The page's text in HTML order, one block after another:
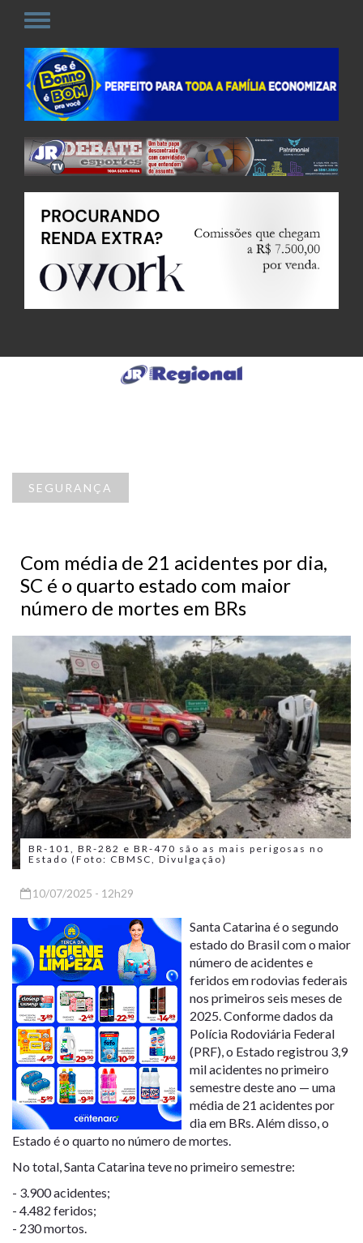
SEGURANÇA
Com média de 21 acidentes por dia,
SC é o quarto estado com maior
número de mortes em BRs
BR-101, BR-282 e BR-470 são as mais perigosas no
Estado (Foto: CBMSC, Divulgação)
10/07/2025 - 12h29
Santa Catarina é o segundo
estado do Brasil com o maior
número de acidentes e
feridos em rodovias federais
nos primeiros seis meses de
2025. Conforme dados da
Polícia Rodoviária Federal
(PRF), o Estado registrou 3,9
mil acidentes no primeiro
semestre deste ano — uma
média de 21 acidentes por
dia em BRs. Além disso, o
Estado é o quarto no número de mortes.
No total, Santa Catarina teve no primeiro semestre:
- 3.900 acidentes;
- 4.482 feridos;
- 230 mortos.